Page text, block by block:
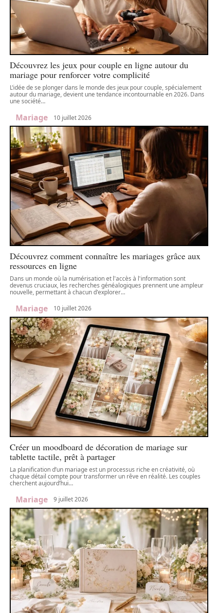
Découvrez les jeux pour couple en ligne autour du
mariage pour renforcer votre complicité
L’idée de se plonger dans le monde des jeux pour couple, spécialement
autour du mariage, devient une tendance incontournable en 2026. Dans
une société…
Mariage 10 juillet 2026
Découvrez comment connaître les mariages grâce aux
ressources en ligne
Dans un monde où la numérisation et l'accès à l'information sont
devenus cruciaux, les recherches généalogiques prennent une ampleur
nouvelle, permettant à chacun d'explorer…
Mariage 10 juillet 2026
Créer un moodboard de décoration de mariage sur
tablette tactile, prêt à partager
La planification d’un mariage est un processus riche en créativité, où
chaque détail compte pour transformer un rêve en réalité. Les couples
cherchent aujourd’hui…
Mariage 9 juillet 2026